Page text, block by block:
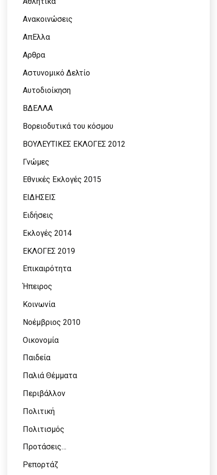
Ανακοινώσεις
ΑπΕλλα
Αρθρα
Αστυνομικό Δελτίο
Αυτοδιοίκηση
ΒΔΕΛΛΑ
Βορειοδυτικά του κόσμου
ΒΟΥΛΕΥΤΙΚΕΣ ΕΚΛΟΓΕΣ 2012
Γνώμες
Εθνικές Εκλογές 2015
ΕΙΔΗΣΕΙΣ
Ειδήσεις
Εκλογές 2014
ΕΚΛΟΓΕΣ 2019
Επικαιρότητα
Ήπειρος
Κοινωνία
Νοέμβριος 2010
Οικονομία
Παιδεία
Παλιά Θέμματα
Περιβάλλον
Πολιτική
Πολιτισμός
Προτάσεις…
Ρεπορτάζ